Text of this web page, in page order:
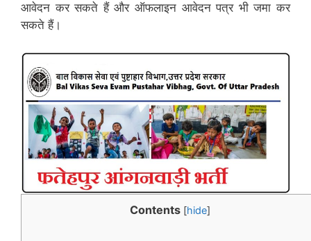
आवेदन कर सकते हैं और ऑफलाइन आवेदन पत्र भी जमा कर
सकते हैं।
Contents [hide]